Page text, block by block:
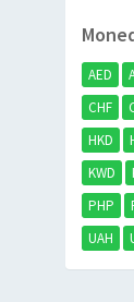
AED
CHF
HKD
KWD
PHP
UAH